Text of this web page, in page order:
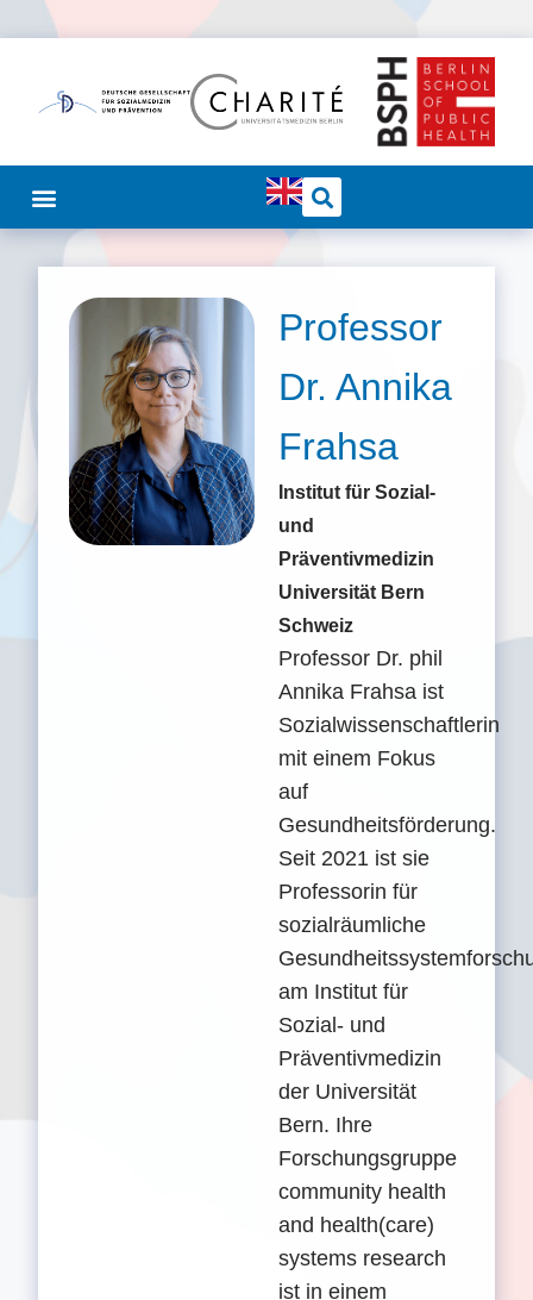
Professor
Dr. Annika
Frahsa
Institut für Sozial-
und
Präventivmedizin
Universität Bern
Schweiz
Professor Dr. phil
Annika Frahsa ist
Sozialwissenschaftlerin
mit einem Fokus
auf
Gesundheitsförderung.
Seit 2021 ist sie
Professorin für
sozialräumliche
am Institut für
Sozial- und
Präventivmedizin
der Universität
Bern. Ihre
Forschungsgruppe
community health
and health(care)
systems research
ist in einem